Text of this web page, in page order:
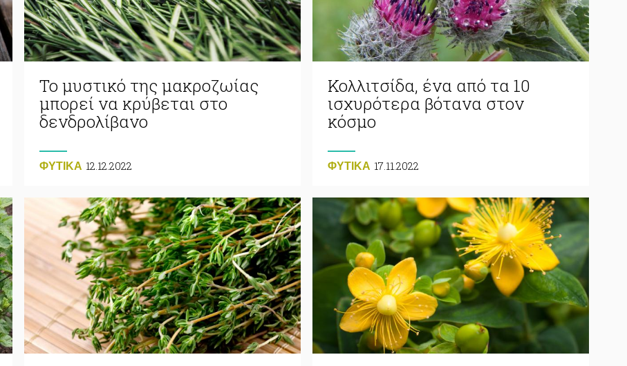
Το μυστικό της μακροζωίας
μπορεί να κρύβεται στο
δενδρολίβανο
ΦΥΤΙΚA 12.12.2022
Κολλιτσίδα, ένα από τα 10
ισχυρότερα βότανα στον
κόσμο
ΦΥΤΙΚA 17.11.2022